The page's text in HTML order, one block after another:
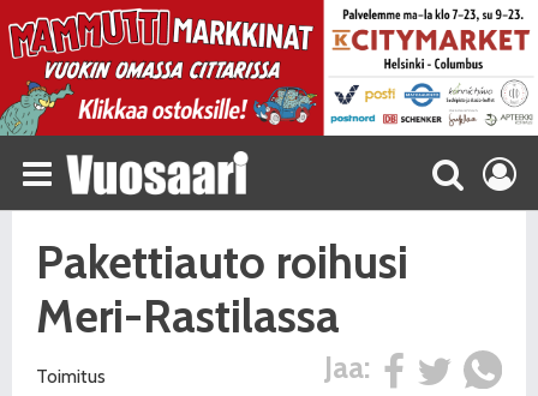
Pakettiauto roihusi
Meri-Rastilassa
Jaa:
Toimitus